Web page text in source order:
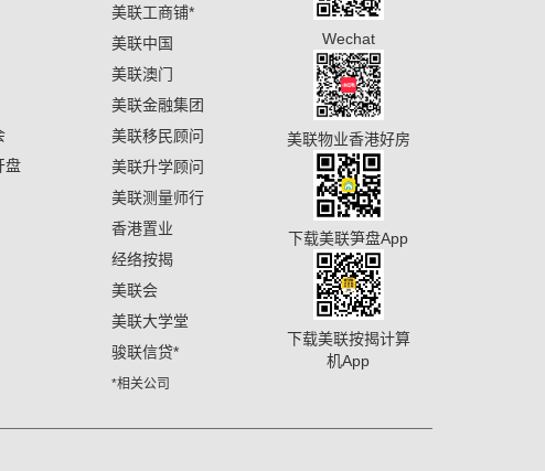
盘
美联工商铺*
美联中国
美联澳门
美联金融集团
美联移民顾问
美联升学顾问
美联测量师行
香港置业
经络按揭
美联会
美联大学堂
骏联信贷*
*相关公司
Wechat
美联物业香港好房
下载美联笋盘App
下载美联按揭计算
机App